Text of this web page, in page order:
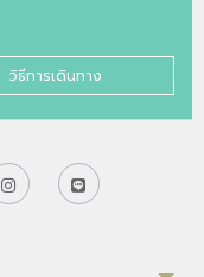
วิธีการเดินทาง